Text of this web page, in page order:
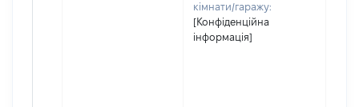
кімнати/гаражу:
[Конфіденційна
інформація]